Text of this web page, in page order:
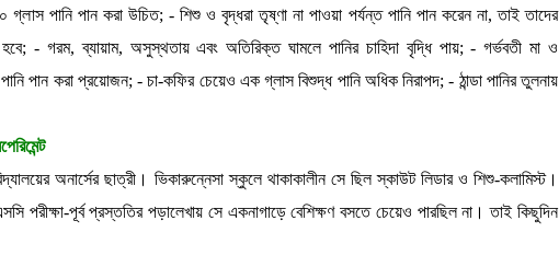
পানি পান করা উচিত; - শিশু ও বৃদ্ধরা তৃষ্ণা না পাওয়া পর্যন্ত পানি পান করেন না, তাই তাদের
- গরম, ব্যায়াম, অসুস্থতায় এবং অতিরিক্ত ঘামলে পানির চাহিদা বৃদ্ধি পায়; - গর্ভবতী মা ও
পানি পান করা প্রয়োজন; - চা-কফির চেয়েও এক গ্লাস বিশুদ্ধ পানি অধিক নিরাপদ; - ঠান্ডা পানির তুলনায়
অনার্সের ছাত্রী। ভিকারুন্নেসা স্কুলে থাকাকালীন সে ছিল স্কাউট লিডার ও শিশু-কলামিস্ট।
পরীক্ষা-পূর্ব প্রস্ততির পড়ালেখায় সে একনাগাড়ে বেশিক্ষণ বসতে চেয়েও পারছিল না। তাই কিছুদিন